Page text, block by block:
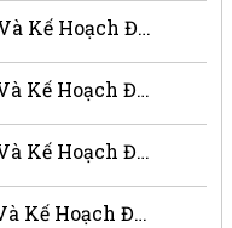
Chương 4 - Người Bạn Thân Và Kế Hoạch Đen Tối
Chương 3 - Người Bạn Thân Và Kế Hoạch Đen Tối
Chương 2 - Người Bạn Thân Và Kế Hoạch Đen Tối
Chương 1 - Người Bạn Thân Và Kế Hoạch Đen Tối